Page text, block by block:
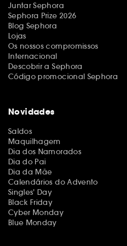
Juntar Sephora
Sephora Prize 2026
Blog Sephora
Lojas
Os nossos compromissos
Internacional
Descobrir a Sephora
Código promocional Sephora
Novidades
Saldos
Maquilhagem
Dia dos Namorados
Dia do Pai
Dia da Mãe
Calendários do Advento
Singles' Day
Black Friday
Cyber Monday
Blue Monday